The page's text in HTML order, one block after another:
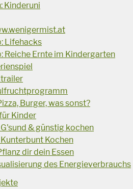
Kinderuni
Lifehacks
Reiche Ernte im Kindergarten
Burger, was sonst?
Kinder
& günstig kochen
Kochen
dir dein Essen
des Energieverbrauchs